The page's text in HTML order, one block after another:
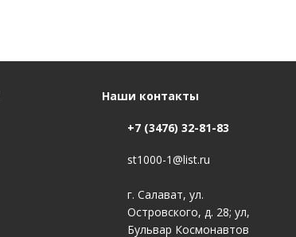
Наши контакты
+7 (3476) 32-81-83
st1000-1@list.ru
г. Салават, ул.
Островского, д. 28; ул,
Бульвар Космонавтов